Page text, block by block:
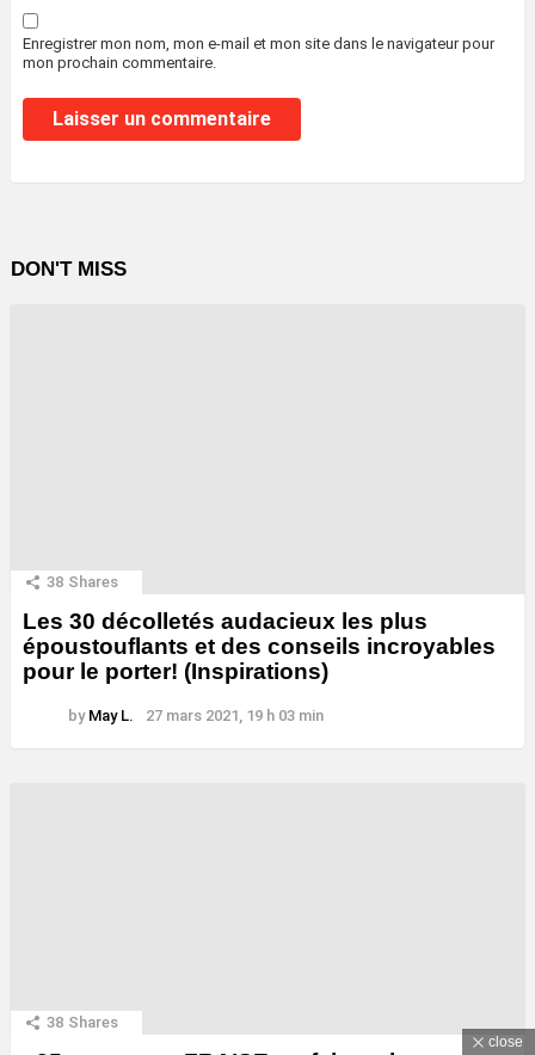
Enregistrer mon nom, mon e-mail et mon site dans le navigateur pour
mon prochain commentaire.
DON'T MISS
38 Shares
Les 30 décolletés audacieux les plus
époustouflants et des conseils incroyables
pour le porter! (Inspirations)
by May L. 27 mars 2021, 19 h 03 min
38 Shares
close